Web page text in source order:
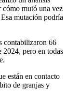
cómo mutó una vez
mutación podría
contabilizaron 66
2024, pero en todas
están en contacto
de granjas y